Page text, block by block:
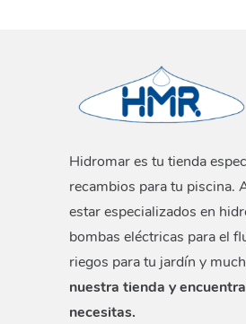
Hidromar es tu tienda
recambios para tu piscina.
estar especializados en
bombas eléctricas para el
riegos para tu jardín y
nuestra tienda y
necesitas.